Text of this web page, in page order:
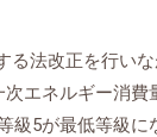
る法改正を行い
エネルギー消費
級5が最低等級